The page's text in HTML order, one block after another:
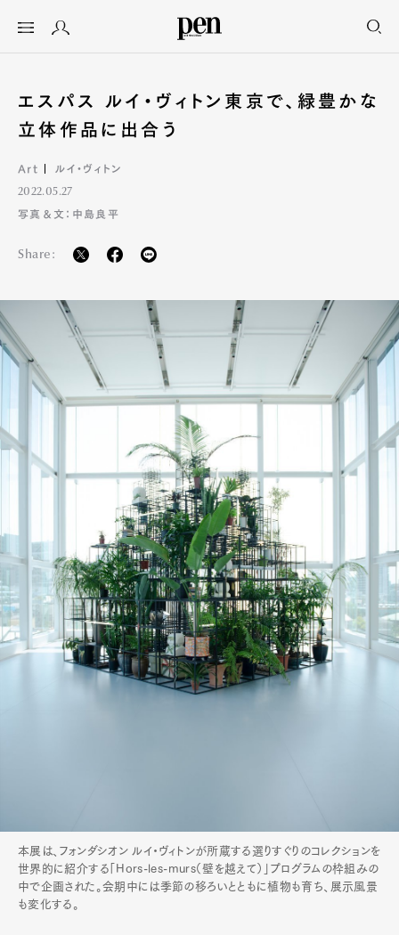
エスパス ルイ・ヴィトン東京で、緑豊かな
立体作品に出合う
Art ルイ・ヴィトン
2022.05.27
写真＆文：中島良平
Share:
本展は、フォンダシオン ルイ・ヴィトンが所蔵する選りすぐりのコレクションを
世界的に紹介する「Hors-les-murs（壁を越えて）」プログラムの枠組みの
中で企画された。会期中には季節の移ろいとともに植物も育ち、展示風景
も変化する。